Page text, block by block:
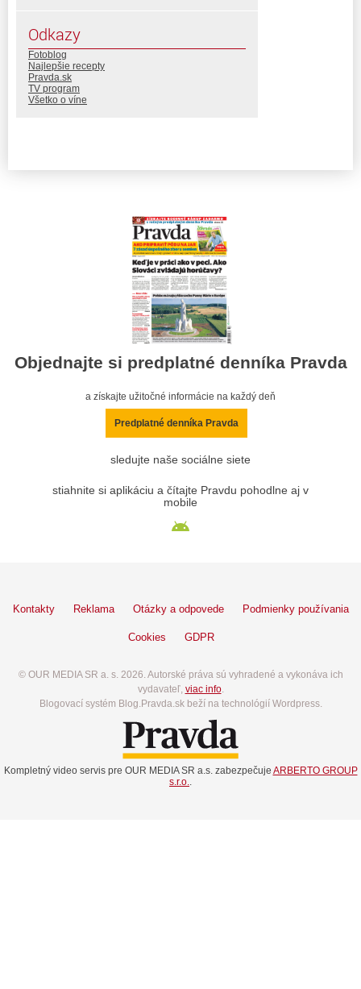
Odkazy
Fotoblog
Najlepšie recepty
Pravda.sk
TV program
Všetko o víne
Objednajte si predplatné denníka Pravda
a získajte užitočné informácie na každý deň
Predplatné denníka Pravda
sledujte naše sociálne siete
stiahnite si aplikáciu a čítajte Pravdu pohodlne aj v
mobile
Kontakty Reklama Otázky a odpovede Podmienky používania
Cookies GDPR
© OUR MEDIA SR a. s. 2026. Autorské práva sú vyhradené a vykonáva ich
vydavateľ, viac info.
Blogovací systém Blog.Pravda.sk beží na technológií Wordpress.
Kompletný video servis pre OUR MEDIA SR a.s. zabezpečuje ARBERTO GROUP
s.r.o.